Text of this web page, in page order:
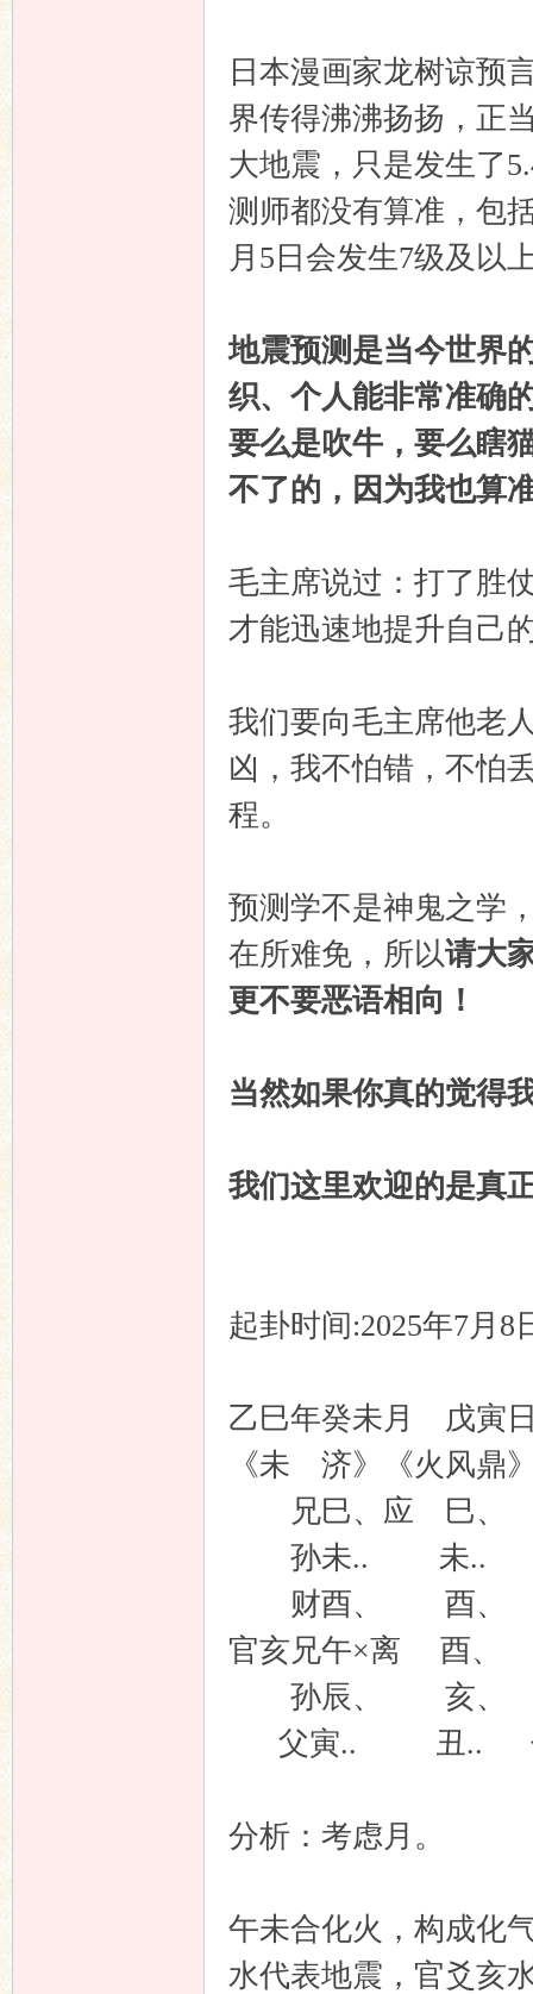
日本漫画家龙树谅预
界传得沸沸扬扬，正
大地震，只是发生了
测师都没有算准，包
月5日会发生7级及以
地震预测是当今世界
织、个人能非常准确
要么是吹牛，要么瞎
不了的，因为我也算
毛主席说过：打了胜
才能迅速地提升自己
我们要向毛主席他老
凶，我不怕错，不怕
程。
预测学不是神鬼之学
在所难免，所以请大
更不要恶语相向！
当然如果你真的觉得
我们这里欢迎的是真
起卦时间:2025年7月8
乙巳年癸未月 戊寅
《未 济》《火风鼎
兄巳、应 巳、
孙未.. 未..
财酉、 酉、
官亥兄午×离 酉、
孙辰、 亥、
父寅.. 丑..
分析：考虑月。
午未合化火，构成化
水代表地震，官爻亥